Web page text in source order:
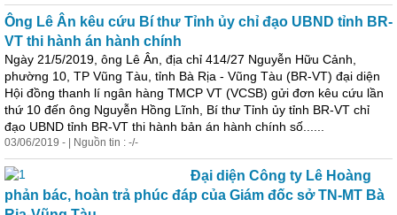
Ông Lê Ân kêu cứu Bí thư Tỉnh ủy chỉ đạo UBND tỉnh BR-
VT thi hành án hành chính
Ngày 21/5/2019, ông Lê Ân, địa chỉ 414/27 Nguyễn Hữu Cảnh,
phường 10, TP Vũng Tàu, tỉnh Bà Rịa - Vũng Tàu (BR-VT) đại diện
Hội đồng thanh lí ngân hàng TMCP VT (VCSB) gửi đơn kêu cứu lần
thứ 10 đến ông Nguyễn Hồng Lĩnh, Bí thư Tỉnh ủy tỉnh BR-VT chỉ
đạo UBND tỉnh BR-VT thi hành bản án hành chính số......
03/06/2019 - | Nguồn tin : -/-
Đại diện Công ty Lê Hoàng
phản bác, hoàn trả phúc đáp của Giám đốc sở TN-MT Bà